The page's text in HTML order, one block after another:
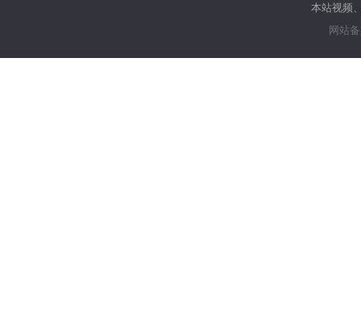
本站视频
网站